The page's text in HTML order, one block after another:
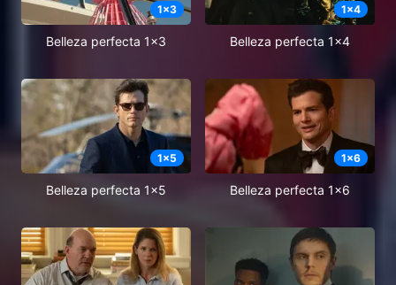
1x3
Belleza perfecta 1x3
1x4
Belleza perfecta 1x4
1x5
Belleza perfecta 1x5
1x6
Belleza perfecta 1x6